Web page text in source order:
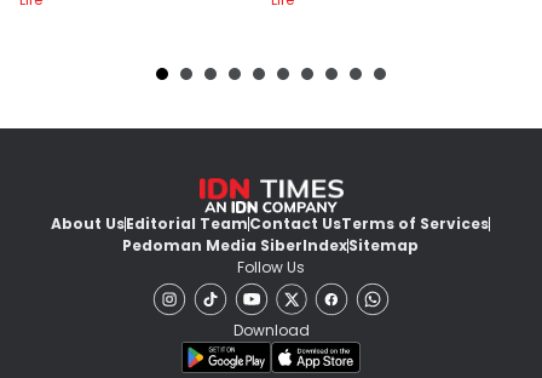
About UsEditorial TeamContact UsTerms of Services
Pedoman Media SiberIndexSitemap
Follow Us
Download